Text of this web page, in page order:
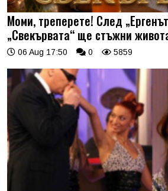
Моми, треперете! След
„Свекървата“ ще стъжни
06 Aug 17:50 0 5859